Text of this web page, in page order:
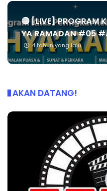
🔴 [LIVE] PROGRAM
YA RAMADAN #05
4 tahun yang lalu
AKAN DATANG!